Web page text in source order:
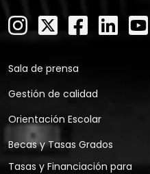
Sala de prensa
Gestión de calidad
Orientación Escolar
Becas y Tasas Grados
Tasas y Financiación para